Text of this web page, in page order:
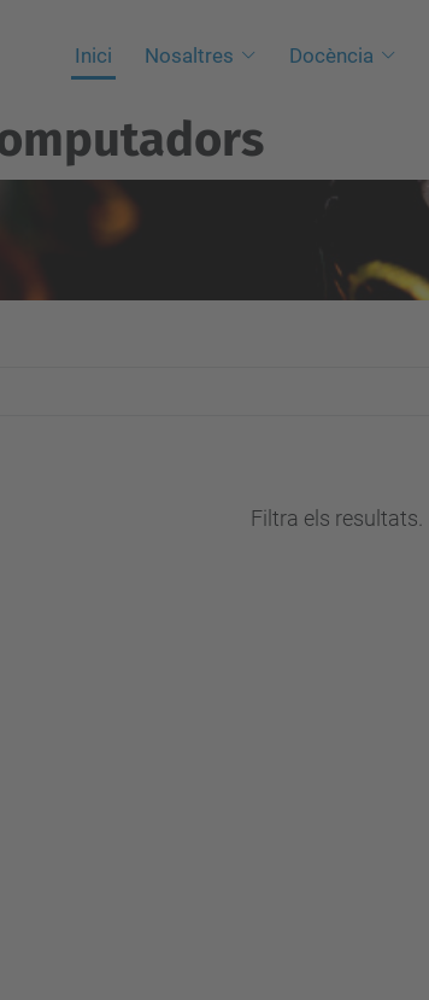
Inici Nosaltres Docència
Filtra els resultats.